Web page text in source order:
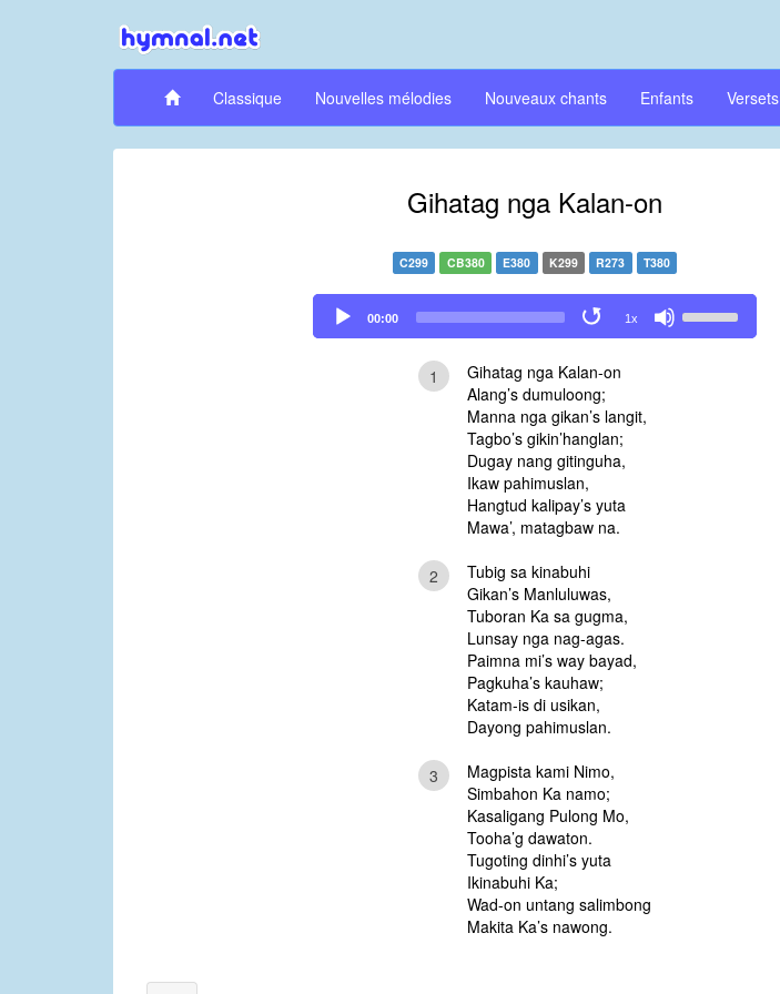
Classique Nouvelles mélodies Nouveaux chants Enfants Versets
Gihatag nga Kalan-on
C299 CB380 E380 K299 R273 T380
Audio
Player
00:00 1x
Up/Down
1
Gihatag nga Kalan-on
Alang’s dumuloong;
Manna nga gikan’s langit,
Tagbo’s gikin’hanglan;
Dugay nang gitinguha,
Ikaw pahimuslan,
Hangtud kalipay’s yuta
Mawa’, matagbaw na.
2
Tubig sa kinabuhi
Gikan’s Manluluwas,
Tuboran Ka sa gugma,
Lunsay nga nag-agas.
Paimna mi’s way bayad,
Pagkuha’s kauhaw;
Katam-is di usikan,
Dayong pahimuslan.
3
Magpista kami Nimo,
Simbahon Ka namo;
Kasaligang Pulong Mo,
Tooha’g dawaton.
Tugoting dinhi’s yuta
Ikinabuhi Ka;
Wad-on untang salimbong
Makita Ka’s nawong.